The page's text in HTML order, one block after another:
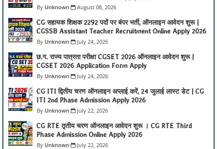
Unknown August 08, 2026
CG सहायक शिक्षक 2292 पदों पर बंपर भर्ती, ऑनलाइन आवेदन शुरू |
CGSSB Assistant Teacher Recruitment Online Apply 2026
Unknown July 24, 2026
छ.ग. राज्य पात्रता परीक्षा CGSET 2026 ऑनलाइन आवेदन शुरू |
CGSET 2026 Application Form Apply
Unknown July 24, 2026
CG ITI द्वितीय चरण ऑनलाइन अप्लाई करें, 24 जुलाई लास्ट डेट | CG
ITI 2nd Phase Admission Apply 2026
Unknown July 22, 2026
CG RTE तृतीय चरण ऑनलाइन आवेदन शुरू । CG RTE Third
Phase Admission Online Apply 2026
Unknown July 22, 2026